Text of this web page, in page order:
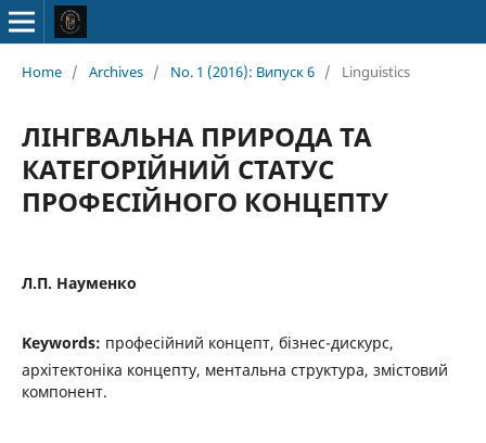
Home / Archives / No. 1 (2016): Випуск 6 / Linguistics
ЛІНГВАЛЬНА ПРИРОДА ТА
КАТЕГОРІЙНИЙ СТАТУС
ПРОФЕСІЙНОГО КОНЦЕПТУ
Л.П. Науменко
Keywords: професійний концепт, бізнес-дискурс,
архітектоніка концепту, ментальна структура, змістовий
компонент.